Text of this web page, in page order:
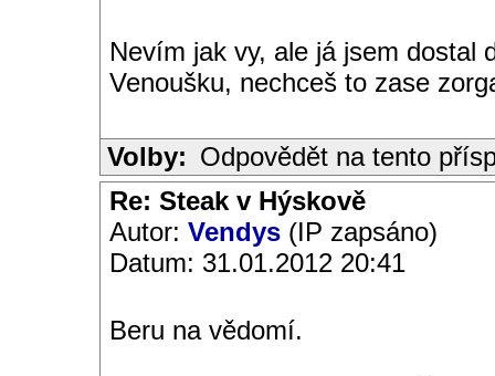
Nevím jak vy, ale já jsem dostal
Venoušku, nechceš to zase
Volby: Odpovědět na tento
Re: Steak v Hýskově
Autor: Vendys (IP zapsáno)
Datum: 31.01.2012 20:41
Beru na vědomí.